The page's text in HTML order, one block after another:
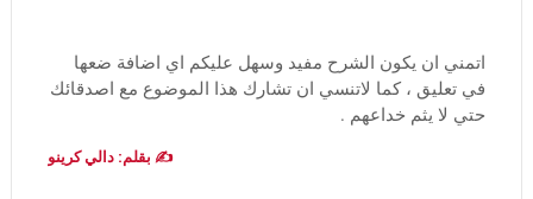
اتمني ان يكون الشرح مفيد وسهل عليكم اي اضافة ضعها
في تعليق ، كما لاتنسي ان تشارك هذا الموضوع مع اصدقائك
حتي لا يثم خداعهم .
✍️ بقلم: دالي كرينو